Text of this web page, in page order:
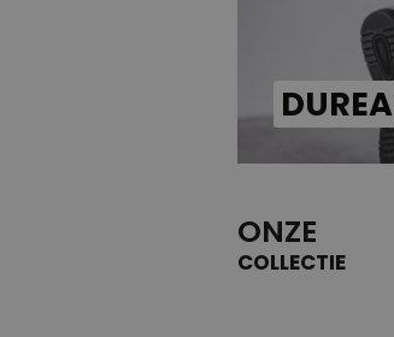
DUREA
ONZE
COLLECTIE